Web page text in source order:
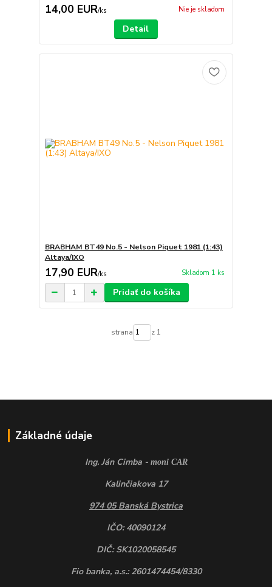
14,00 EUR/ks Nie je skladom
Detail
BRABHAM BT49 No.5 - Nelson Piquet 1981 (1:43)
Altaya/IXO
17,90 EUR/ks Skladom 1 ks
Pridať do košíka
strana z 1
Základné údaje
Ing. Ján Cimba - moni CAR
Kalinčiakova 17
974 05 Banská Bystrica
IČO: 40090124
DIČ: SK1020058545
Fio banka, a.s.: 2601474454/8330